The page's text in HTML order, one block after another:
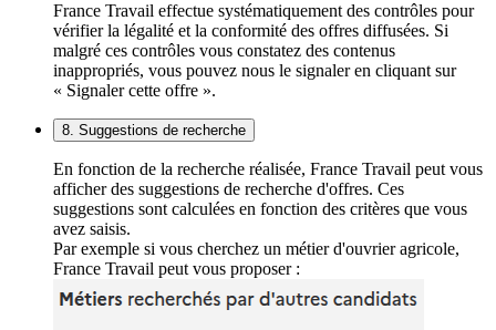
France Travail effectue systématiquement des contrôles pour
vérifier la légalité et la conformité des offres diffusées. Si
malgré ces contrôles vous constatez des contenus
inappropriés, vous pouvez nous le signaler en cliquant sur
« Signaler cette offre ».
8. Suggestions de recherche
En fonction de la recherche réalisée, France Travail peut vous
afficher des suggestions de recherche d'offres. Ces
suggestions sont calculées en fonction des critères que vous
avez saisis.
Par exemple si vous cherchez un métier d'ouvrier agricole,
France Travail peut vous proposer :